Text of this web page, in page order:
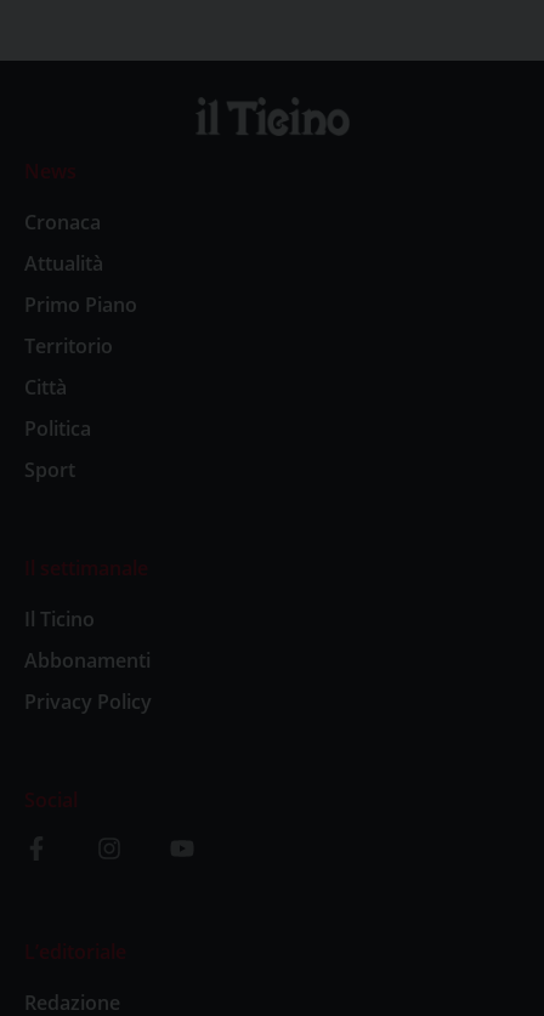
News
Cronaca
Attualità
Primo Piano
Territorio
Città
Politica
Sport
Il settimanale
Il Ticino
Abbonamenti
Privacy Policy
Social
L’editoriale
Redazione